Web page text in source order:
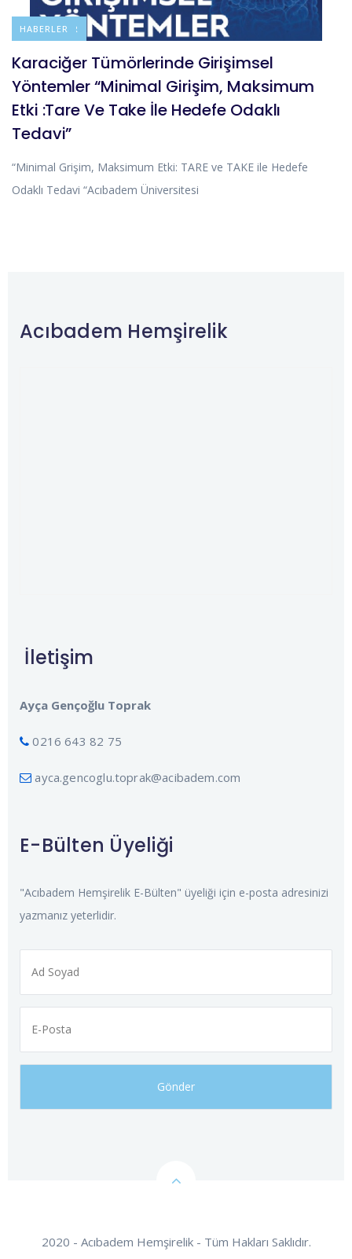
DUYURULAR
HABERLER
Karaciğer Tümörlerinde Girişimsel
Yöntemler “Minimal Girişim, Maksimum
Etki :Tare Ve Take İle Hedefe Odaklı
Tedavi”
“Minimal Grişim, Maksimum Etki: TARE ve TAKE ile Hedefe
Odaklı Tedavi “Acıbadem Üniversitesi
Acıbadem Hemşirelik
İletişim
Ayça Gençoğlu Toprak
0216 643 82 75
ayca.gencoglu.toprak@acibadem.com
E-Bülten Üyeliği
"Acıbadem Hemşirelik E-Bülten" üyeliği için e-posta adresinizi
yazmanız yeterlidir.
2020 - Acıbadem Hemşirelik - Tüm Hakları Saklıdır.